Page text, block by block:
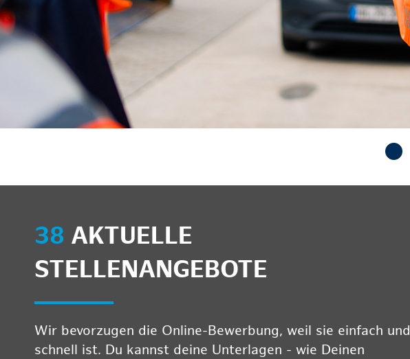
anzeigen/schließen
38 AKTUELLE
STELLENANGEBOTE
Wir bevorzugen die Online-Bewerbung, weil sie einfach und
schnell ist. Du kannst deine Unterlagen - wie Deinen